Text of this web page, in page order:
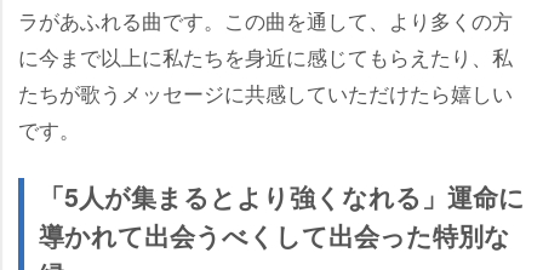
ラがあふれる曲です。この曲を通して、より多くの方
に今まで以上に私たちを身近に感じてもらえたり、私
たちが歌うメッセージに共感していただけたら嬉しい
です。
「5人が集まるとより強くなれる」運命に
導かれて出会うべくして出会った特別な